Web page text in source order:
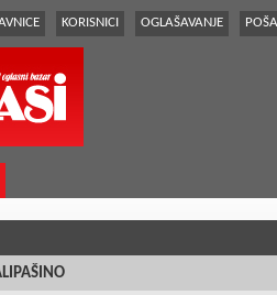
KORISNICI OGLAŠAVANJE